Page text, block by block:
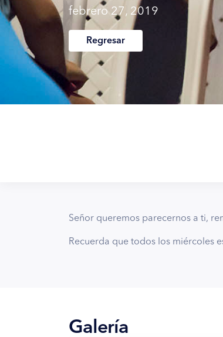
febrero 27, 2019
Regresar
Señor queremos parecernos a ti,
Recuerda que todos los miércoles
Galería